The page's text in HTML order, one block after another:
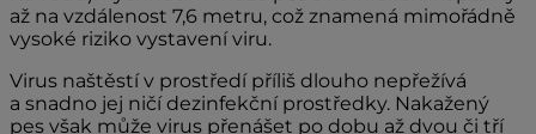
až na vzdálenost 7,6 metru, což znamená mimořádně
vysoké riziko vystavení viru.
Virus naštěstí v prostředí příliš dlouho nepřežívá
a snadno jej ničí dezinfekční prostředky. Nakažený
pes však může virus přenášet po dobu až dvou či tří